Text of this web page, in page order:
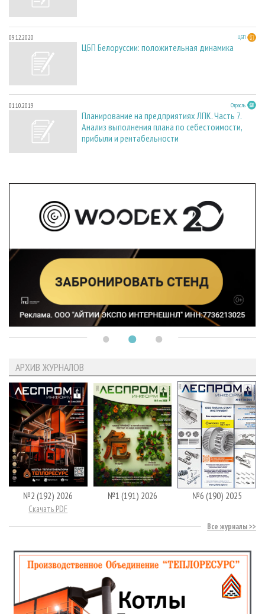
09.12.2020 ЦБП
ЦБП Белоруссии: положительная динамика
01.10.2019 Отрасль
Планирование на предприятиях ЛПК. Часть 7.
Анализ выполнения плана по себестоимости,
прибыли и рентабельности
АРХИВ ЖУРНАЛОВ
№2 (192) 2026
Скачать PDF
№1 (191) 2026 №6 (190) 2025
Все журналы